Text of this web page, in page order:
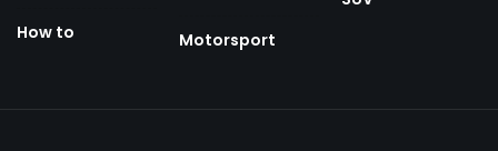
How to Motorsport